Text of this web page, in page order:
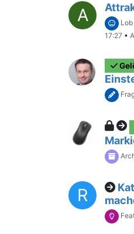
A
17:27 •
R